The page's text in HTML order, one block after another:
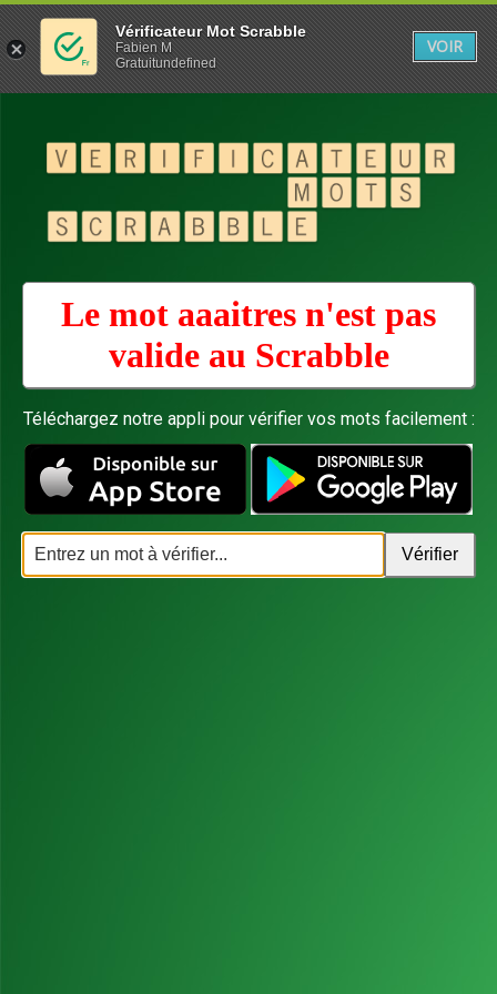
Le mot aaaitres n'est pas
valide au Scrabble
Téléchargez notre appli pour vérifier vos mots facilement :
Vérificateur Mot Scrabble
Fabien M
Gratuitundefined
VOIR